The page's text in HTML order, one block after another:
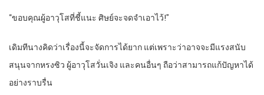
“ขอบคุณผู้อาวุโสที่ชี้แนะ ศิษย์จะจดจำเอาไว้!”
เดิมทีนางคิดว่าเรื่องนี้จะจัดการได้ยาก แต่เพราะว่าอาจจะมีแรงสนับ
สนุนจากหรงซิว ผู้อาวุโสวั่นเจิง และคนอื่นๆ ถือว่าสามารถแก้ปัญหาได้
อย่างราบรื่น